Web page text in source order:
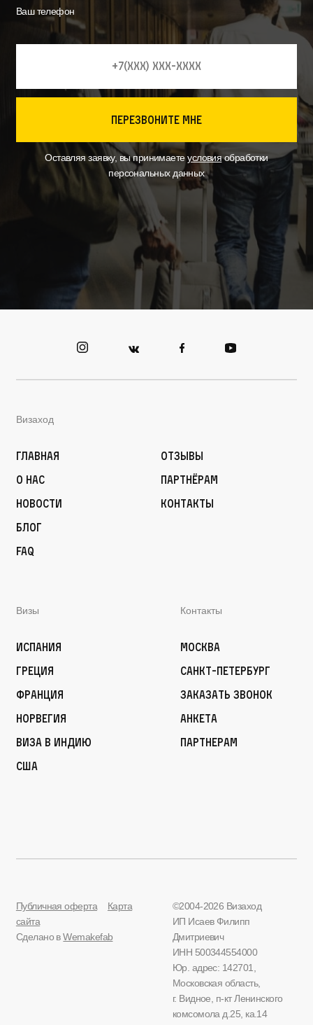
Ваш телефон
перезвоните мне
Оставляя заявку, вы принимаетеусловияобработки
персональных данных
Визаход
Главная
О нас
Новости
Блог
FAQ
Отзывы
Партнёрам
Контакты
Визы
Испания
Греция
Франция
Норвегия
Виза в Индию
США
Контакты
Москва
Санкт-Петербург
Заказать звонок
Анкета
Партнерам
Публичная оферта
Карта
сайта
Сделано вWemakefab
©2004-2026 Визаход
ИП Исаев Филипп
Дмитриевич
ИНН 500344554000
Юр. адрес: 142701,
Московская область,
г. Видное, п-кт Ленинского
комсомола д.25, ка.14